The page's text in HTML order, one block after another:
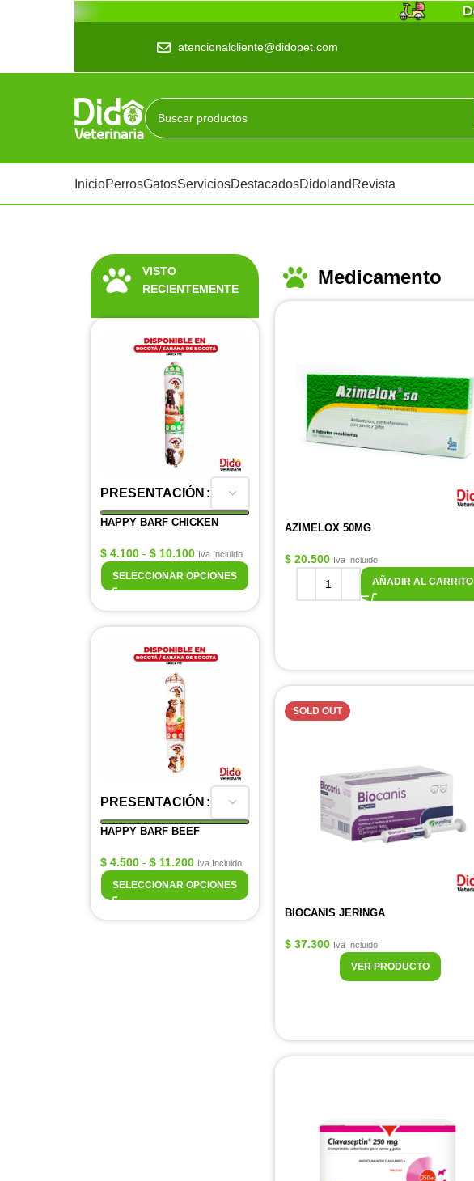
atencionalcliente@didopet.com
InicioPerrosGatosServiciosDestacadosDidoland Revista
VISTO
RECIENTEMENTE
PRESENTACIÓN
HAPPY BARF CHICKEN
$ 4.100 - $ 10.100 Iva Incluido
SELECCIONAR OPCIONES
PRESENTACIÓN
HAPPY BARF BEEF
$ 4.500 - $ 11.200 Iva Incluido
SELECCIONAR OPCIONES
Medicamento
AZIMELOX 50MG
$ 20.500 Iva Incluido
AÑADIR AL CARRITO
SOLD OUT
BIOCANIS JERINGA
$ 37.300 Iva Incluido
VER PRODUCTO